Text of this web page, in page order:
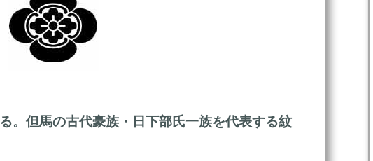
。但馬の古代豪族・日下部氏一族を代表する紋